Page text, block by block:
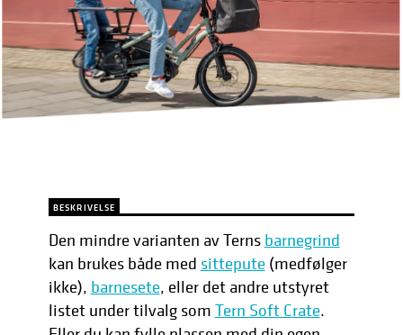
BESKRIVELSE
Den mindre varianten av Terns barnegrind
kan brukes både med sittepute(medfølger
ikke), barnesete, eller det andre utstyret
listet under tilvalg som Tern Soft Crate.